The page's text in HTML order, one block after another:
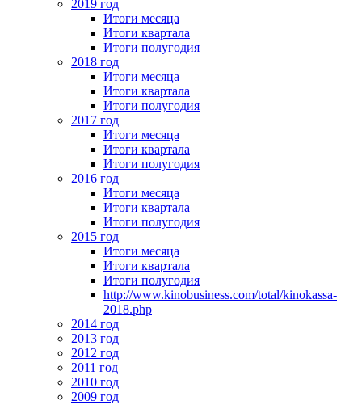
2019 год
Итоги месяца
Итоги квартала
Итоги полугодия
2018 год
Итоги месяца
Итоги квартала
Итоги полугодия
2017 год
Итоги месяца
Итоги квартала
Итоги полугодия
2016 год
Итоги месяца
Итоги квартала
Итоги полугодия
2015 год
Итоги месяца
Итоги квартала
Итоги полугодия
http://www.kinobusiness.com/total/kinokassa-
2018.php
2014 год
2013 год
2012 год
2011 год
2010 год
2009 год